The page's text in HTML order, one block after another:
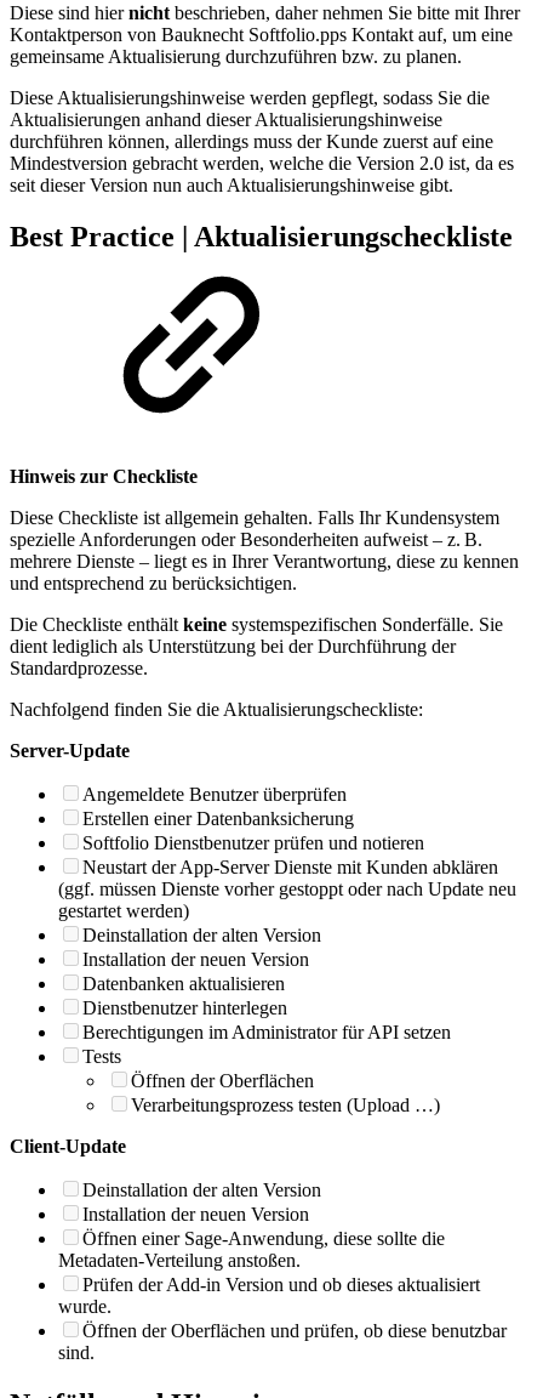
Diese sind hiernicht beschrieben, daher nehmen Sie bitte mit Ihrer
Kontaktperson von Bauknecht Softfolio.pps Kontakt auf, um eine
gemeinsame Aktualisierung durchzuführen bzw. zu planen.
Diese Aktualisierungshinweise werden gepflegt, sodass Sie die
Aktualisierungen anhand dieser Aktualisierungshinweise
durchführen können, allerdings muss der Kunde zuerst auf eine
Mindestversion gebracht werden, welche die Version 2.0 ist, da es
seit dieser Version nun auch Aktualisierungshinweise gibt.
Best Practice | Aktualisierungscheckliste
Hinweis zur Checkliste
Diese Checkliste ist allgemein gehalten. Falls Ihr Kundensystem
spezielle Anforderungen oder Besonderheiten aufweist – z. B.
mehrere Dienste – liegt es in Ihrer Verantwortung, diese zu kennen
und entsprechend zu berücksichtigen.
Die Checkliste enthältkeine systemspezifischen Sonderfälle. Sie
dient lediglich als Unterstützung bei der Durchführung der
Standardprozesse.
Nachfolgend finden Sie die Aktualisierungscheckliste:
Server-Update
Angemeldete Benutzer überprüfen
Erstellen einer Datenbanksicherung
Softfolio Dienstbenutzer prüfen und notieren
Neustart der App-Server Dienste mit Kunden abklären
(ggf. müssen Dienste vorher gestoppt oder nach Update neu
gestartet werden)
Deinstallation der alten Version
Installation der neuen Version
Datenbanken aktualisieren
Dienstbenutzer hinterlegen
Berechtigungen im Administrator für API setzen
Tests
Öffnen der Oberflächen
Verarbeitungsprozess testen (Upload …)
Client-Update
Deinstallation der alten Version
Installation der neuen Version
Öffnen einer Sage-Anwendung, diese sollte die
Metadaten-Verteilung anstoßen.
Prüfen der Add-in Version und ob dieses aktualisiert
wurde.
Öffnen der Oberflächen und prüfen, ob diese benutzbar
sind.